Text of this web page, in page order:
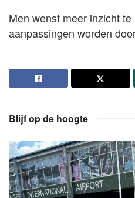
Men wenst meer inzicht
aanpassingen worden
Blijf op de hoogte